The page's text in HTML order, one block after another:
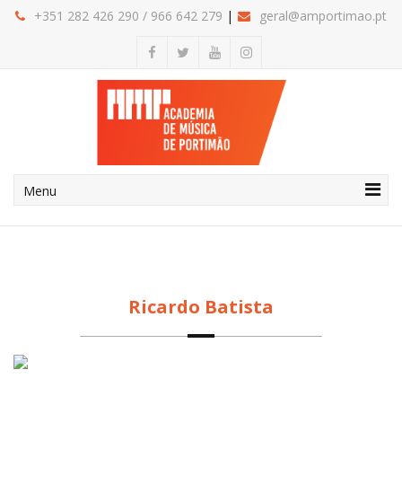
+351 282 426 290 / 966 642 279 geral@amportimao.pt
Menu
Ricardo Batista